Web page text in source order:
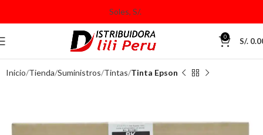
0 S/.
Inicio Tienda Suministros Tintas Tinta Epson